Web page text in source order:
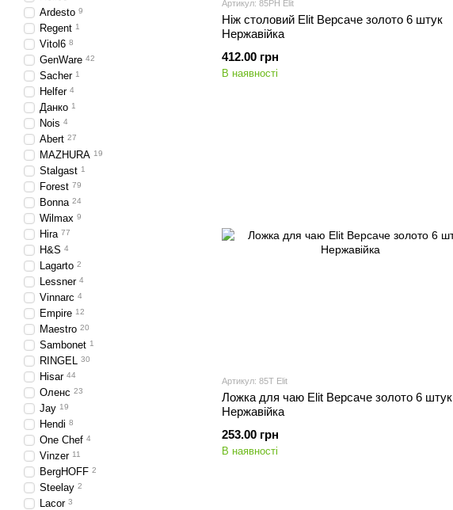
Артикул: 85PH Elit
Ніж столовий Elit Версаче золото 6 штук
Нержавійка
412.00 грн
В наявності
Артикул: 85T Elit
Ложка для чаю Elit Версаче золото 6 штук
Нержавійка
253.00 грн
В наявності
Ardesto 9
Regent 1
Vitol6 8
GenWare 42
Sacher 1
Helfer 4
Данко 1
Nois 4
Abert 27
MAZHURA 19
Stalgast 1
Forest 79
Bonna 24
Wilmax 9
Hira 77
H&S 4
Lagarto 2
Lessner 4
Vinnarc 4
Empire 12
Maestro 20
Sambonet 1
RINGEL 30
Hisar 44
Оленс 23
Jay 19
Hendi 8
One Chef 4
Vinzer 11
BergHOFF 2
Steelay 2
Lacor 3